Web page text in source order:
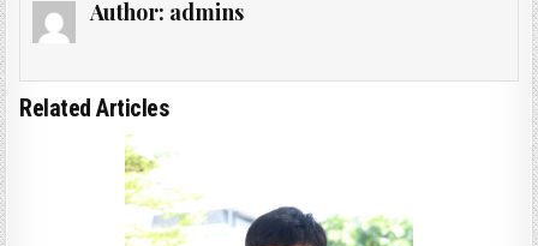
Author: admins
Related Articles